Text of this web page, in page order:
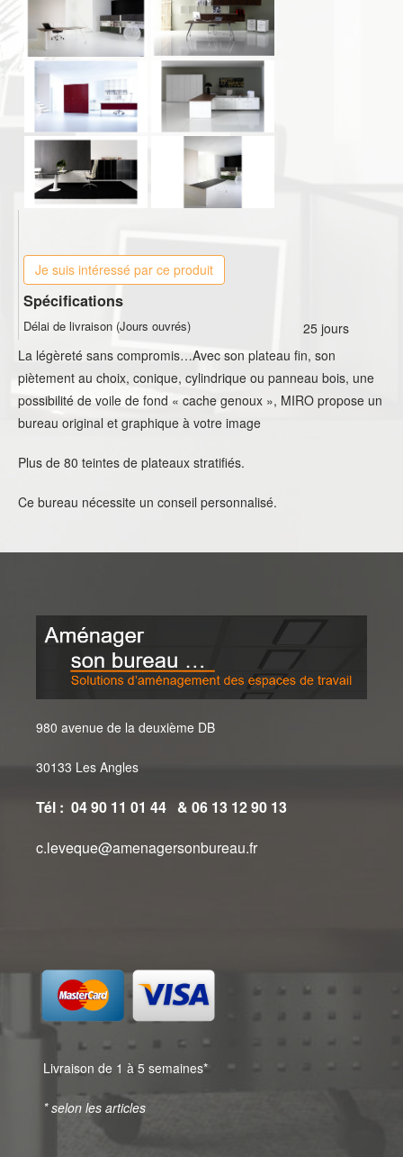
Je suis intéressé par ce produit
Spécifications
Délai de livraison (Jours ouvrés)
25 jours
La légèreté sans compromis…Avec son plateau fin, son
piètement au choix, conique, cylindrique ou panneau bois, une
possibilité de voile de fond « cache genoux », MIRO propose un
bureau original et graphique à votre image
Plus de 80 teintes de plateaux stratifiés.
Ce bureau nécessite un conseil personnalisé.
980 avenue de la deuxième DB
30133 Les Angles
Tél : 04 90 11 01 44 & 06 13 12 90 13
c.leveque@amenagersonbureau.fr
Livraison de 1 à 5 semaines*
* selon les articles